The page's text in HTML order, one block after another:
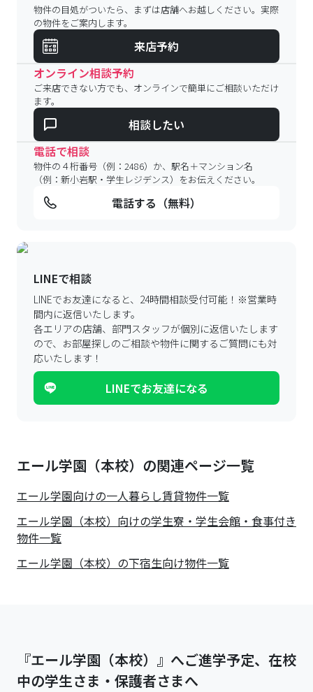
物件の目処がついたら、まずは店舗へお越しください。実際
の物件をご案内します。
来店予約
オンライン相談予約
ご来店できない方でも、オンラインで簡単にご相談いただけ
ます。
相談したい
電話で相談
物件の４桁番号（例：2486）か、駅名＋マンション名
（例：新小岩駅・学生レジデンス）をお伝えください。
電話する（無料）
LINEで相談
LINEでお友達になると、24時間相談受付可能！ ※営業時
間内に返信いたします。
各エリアの店舗、部門スタッフが個別に返信いたします
ので、 お部屋探しのご相談や物件に関するご質問にも対
応いたします！
LINEでお友達になる
エール学園（本校）の関連ページ一覧
エール学園向けの一人暮らし賃貸物件一覧
エール学園（本校）向けの学生寮・学生会館・食事付き
物件一覧
エール学園（本校）の下宿生向け物件一覧
『エール学園（本校）』へご進学予定、在校
中の学生さま・保護者さまへ